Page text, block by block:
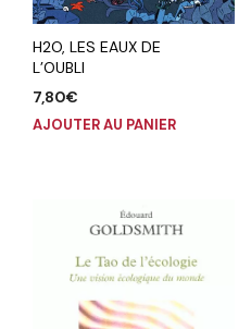
H2O, LES EAUX DE
L’OUBLI
7,80€
AJOUTER AU PANIER